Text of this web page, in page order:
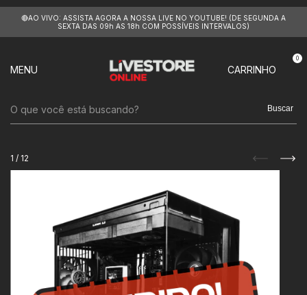
🔴AO VIVO: ASSISTA AGORA A NOSSA LIVE NO YOUTUBE! (DE SEGUNDA A
SEXTA DAS 09h AS 18h COM POSSÍVEIS INTERVALOS)
MENU CARRINHO
0
Buscar
1 / 12